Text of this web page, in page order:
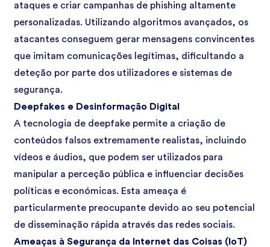
ataques e criar campanhas de phishing altamente
personalizadas. Utilizando algoritmos avançados, os
atacantes conseguem gerar mensagens convincentes
que imitam comunicações legítimas, dificultando a
deteção por parte dos utilizadores e sistemas de
segurança.
Deepfakes e Desinformação Digital
A tecnologia de deepfake permite a criação de
conteúdos falsos extremamente realistas, incluindo
vídeos e áudios, que podem ser utilizados para
manipular a perceção pública e influenciar decisões
políticas e económicas. Esta ameaça é
particularmente preocupante devido ao seu potencial
de disseminação rápida através das redes sociais.
Ameaças à Segurança da Internet das Coisas (IoT)